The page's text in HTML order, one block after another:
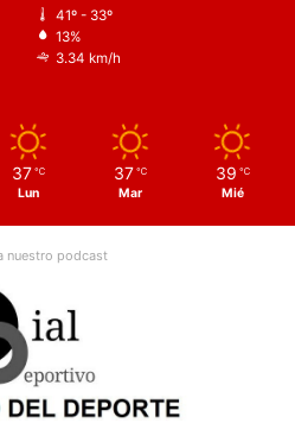
41º - 33º
13%
3.34 km/h
37 ℃
Lun
37 ℃
Mar
39 ℃
Mié
nuestro podcast